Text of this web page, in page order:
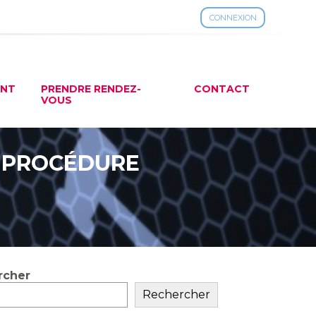
CONNEXION
PRENDRE RENDEZ-
VOUS
CONTACT
Rechercher